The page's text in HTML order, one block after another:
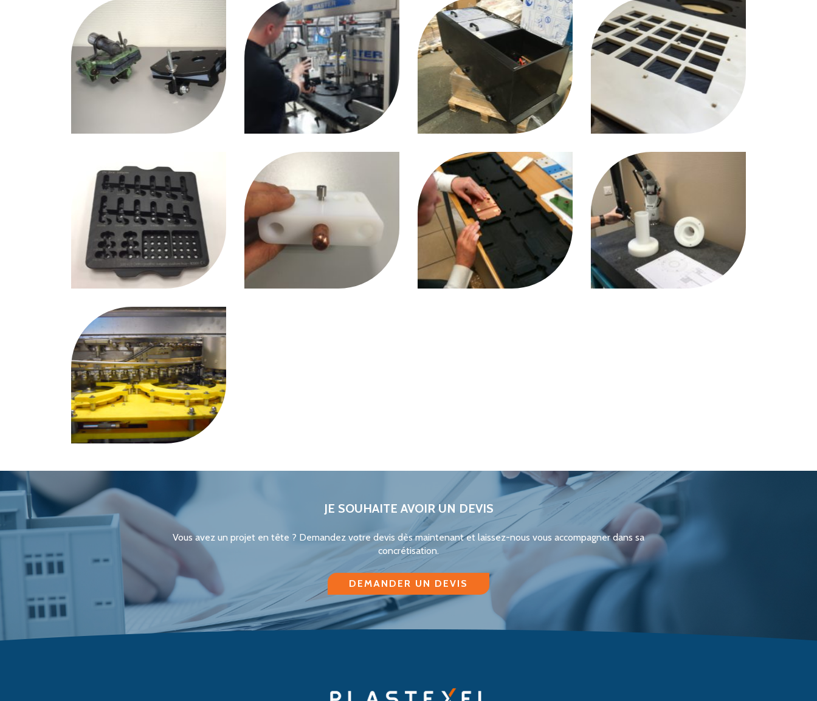
JE SOUHAITE AVOIR UN DEVIS
Vous avez un projet en tête ? Demandez votre devis dès maintenant et laissez-nous vous accompagner dans sa
concrétisation.
DEMANDER UN DEVIS